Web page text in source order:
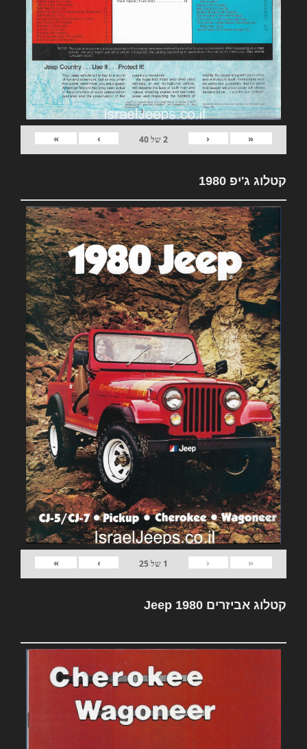
«
‹
2של40
›
»
קטלוג ג'יפ 1980
«
‹
1 של25
›
»
קטלוג אביזרים Jeep 1980